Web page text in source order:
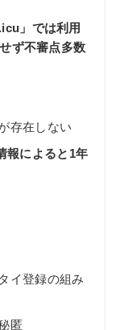
」では利用
ず不審点多数
存在しない
報によると1年
イ登録の組み
匿